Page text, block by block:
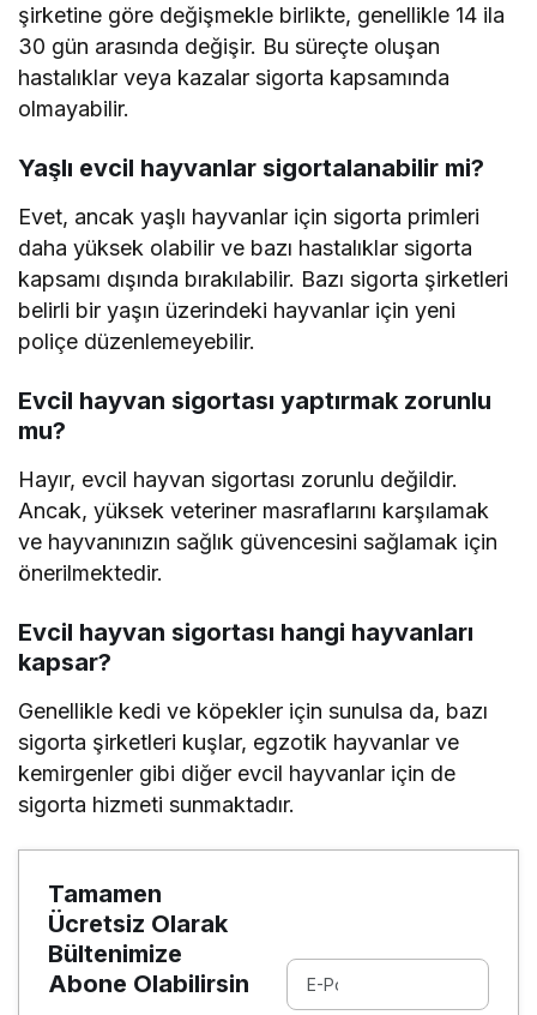
şirketine göre değişmekle birlikte, genellikle 14 ila
30 gün arasında değişir. Bu süreçte oluşan
hastalıklar veya kazalar sigorta kapsamında
olmayabilir.
Yaşlı evcil hayvanlar sigortalanabilir mi?
Evet, ancak yaşlı hayvanlar için sigorta primleri
daha yüksek olabilir ve bazı hastalıklar sigorta
kapsamı dışında bırakılabilir. Bazı sigorta şirketleri
belirli bir yaşın üzerindeki hayvanlar için yeni
poliçe düzenlemeyebilir.
Evcil hayvan sigortası yaptırmak zorunlu
mu?
Hayır, evcil hayvan sigortası zorunlu değildir.
Ancak, yüksek veteriner masraflarını karşılamak
ve hayvanınızın sağlık güvencesini sağlamak için
önerilmektedir.
Evcil hayvan sigortası hangi hayvanları
kapsar?
Genellikle kedi ve köpekler için sunulsa da, bazı
sigorta şirketleri kuşlar, egzotik hayvanlar ve
kemirgenler gibi diğer evcil hayvanlar için de
sigorta hizmeti sunmaktadır.
Tamamen
Ücretsiz Olarak
Bültenimize
Abone Olabilirsin